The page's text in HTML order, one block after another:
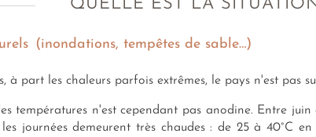
QUELLE EST LA
(inondations, tempêtes de sable…)
à part les chaleurs parfois extrêmes, le pays n'est pas
températures n'est cependant pas anodine. Entre
journées demeurent très chaudes : de 25 à 40°C